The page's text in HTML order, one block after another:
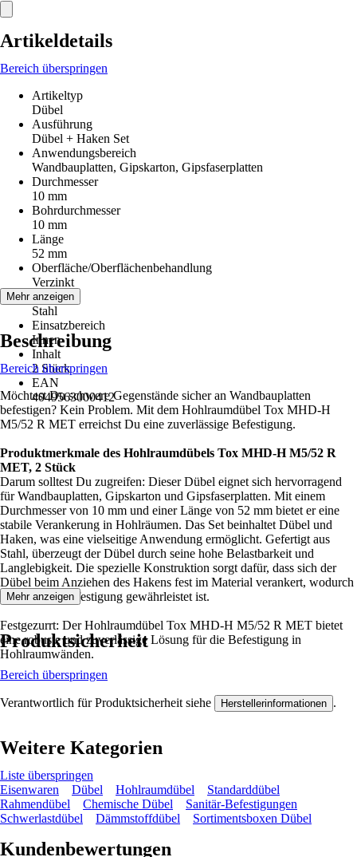
Artikeldetails
Bereich überspringen
Artikeltyp
Dübel
Ausführung
Dübel + Haken Set
Anwendungsbereich
Wandbauplatten, Gipskarton, Gipsfaserplatten
Durchmesser
10 mm
Bohrdurchmesser
10 mm
Länge
52 mm
Oberfläche/Oberflächenbehandlung
Verzinkt
Material
Stahl
Einsatzbereich
Innen
Inhalt
2 Stück
EAN
4049563000412
Mehr anzeigen
Beschreibung
Bereich überspringen
Möchtest Du schwere Gegenstände sicher an Wandbauplatten
befestigen? Kein Problem. Mit dem Hohlraumdübel Tox MHD-H
M5/52 R MET erreichst Du eine zuverlässige Befestigung.
Produktmerkmale des Hohlraumdübels Tox MHD-H M5/52 R
MET, 2 Stück
Darum solltest Du zugreifen: Dieser Dübel eignet sich hervorragend
für Wandbauplatten, Gipskarton und Gipsfaserplatten. Mit einem
Durchmesser von 10 mm und einer Länge von 52 mm bietet er eine
stabile Verankerung in Hohlräumen. Das Set beinhaltet Dübel und
Haken, was eine vielseitige Anwendung ermöglicht. Gefertigt aus
Stahl, überzeugt der Dübel durch seine hohe Belastbarkeit und
Langlebigkeit. Die spezielle Konstruktion sorgt dafür, dass sich der
Dübel beim Anziehen des Hakens fest im Material verankert, wodurch
eine sichere Befestigung gewährleistet ist.
Festgezurrt: Der Hohlraumdübel Tox MHD-H M5/52 R MET bietet
eine robuste und zuverlässige Lösung für die Befestigung in
Hohlraumwänden.
Mehr anzeigen
Produktsicherheit
Bereich überspringen
Verantwortlich für Produktsicherheit siehe Herstellerinformationen .
Weitere Kategorien
Liste überspringen
Eisenwaren
Dübel Hohlraumdübel
Standarddübel
Rahmendübel
Chemische Dübel
Sanitär-Befestigungen
Schwerlastdübel
Dämmstoffdübel Sortimentsboxen Dübel
Kundenbewertungen